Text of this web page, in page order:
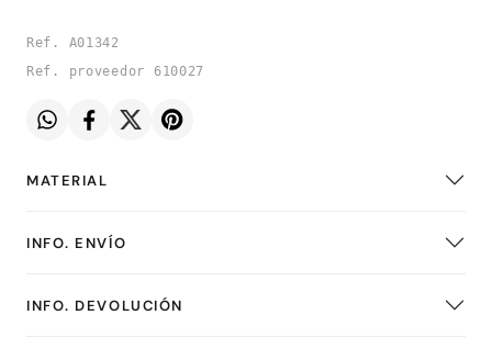
Ref. A01342
Ref. proveedor 610027
MATERIAL
INFO. ENVÍO
INFO. DEVOLUCIÓN